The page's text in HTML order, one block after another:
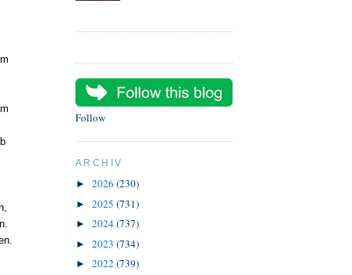
Follow
ARCHIV
► 2026 (230)
► 2025 (731)
► 2024(737)
► 2023 (734)
► 2022 (739)